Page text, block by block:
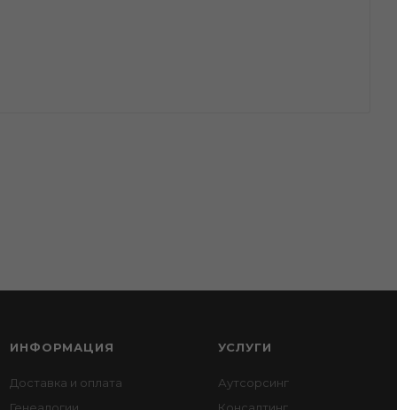
ИНФОРМАЦИЯ
Доставка и оплата
УСЛУГИ
Аутсорсинг